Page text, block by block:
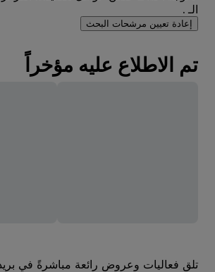
الـ .
إعادة تعيين مرشحات البحث
تم الاطلاع عليه مؤخراً
تلق فعاليات وعروض رائعة مباشرةً في